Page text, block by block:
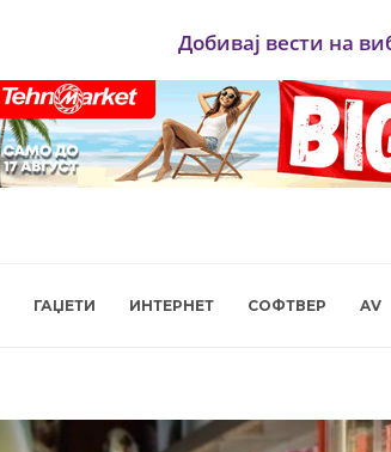
Добивај вести на
ГАЏЕТИ ИНТЕРНЕТ СОФТВЕР AV